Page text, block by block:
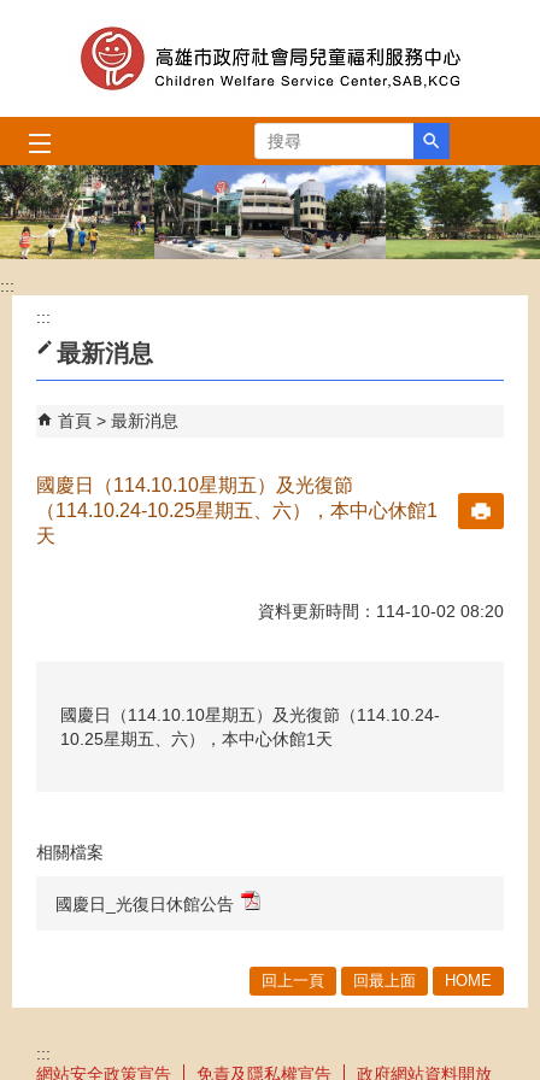
跳到主要內容區塊
搜尋
:::
:::
最新消息
首頁 最新消息
國慶日（114.10.10星期五）及光復節
（114.10.24-10.25星期五、六），本中心休館1
天
資料更新時間：114-10-02 08:20
國慶日（114.10.10星期五）及光復節（114.10.24-
10.25星期五、六），本中心休館1天
相關檔案
國慶日_光復日休館公告
回上一頁 回最上面 HOME
:::
網站安全政策宣告
免責及隱私權宣告 政府網站資料開放